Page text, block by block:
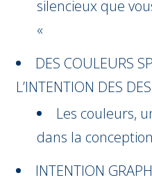
silencieux que
«
DES COULEURS
L’INTENTION DES
Les couleurs,
dans la
INTENTION